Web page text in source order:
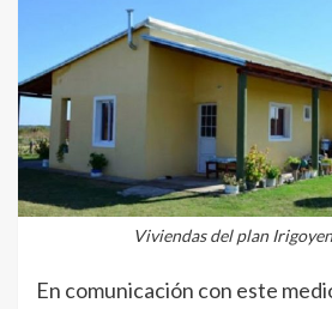
Viviendas del plan
En comunicación con este